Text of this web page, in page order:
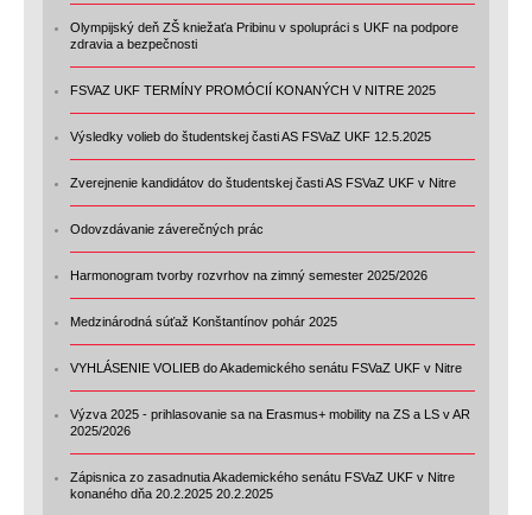
Olympijský deň ZŠ kniežaťa Pribinu v spolupráci s UKF na podpore
zdravia a bezpečnosti
FSVAZ UKF TERMÍNY PROMÓCIÍ KONANÝCH V NITRE 2025
Výsledky volieb do študentskej časti AS FSVaZ UKF 12.5.2025
Zverejnenie kandidátov do študentskej časti AS FSVaZ UKF v Nitre
Odovzdávanie záverečných prác
Harmonogram tvorby rozvrhov na zimný semester 2025/2026
Medzinárodná súťaž Konštantínov pohár 2025
VYHLÁSENIE VOLIEB do Akademického senátu FSVaZ UKF v Nitre
Výzva 2025 - prihlasovanie sa na Erasmus+ mobility na ZS a LS v AR
2025/2026
Zápisnica zo zasadnutia Akademického senátu FSVaZ UKF v Nitre
konaného dňa 20.2.2025 20.2.2025